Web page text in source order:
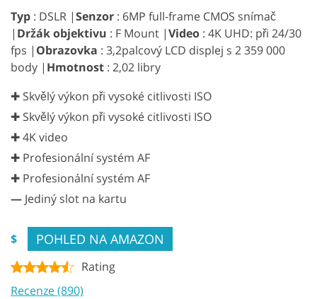
Typ : DSLR |Senzor : 6MP full-frame CMOS snímač
| Držák objektivu : F Mount |Video : 4K UHD: při 24/30
fps | Obrazovka : 3,2palcový LCD displej s 2 359 000
body | Hmotnost : 2,02 libry
✚ Skvělý výkon při vysoké citlivosti ISO
✚ Skvělý výkon při vysoké citlivosti ISO
✚ 4K video
✚ Profesionální systém AF
✚ Profesionální systém AF
— Jediný slot na kartu
$ POHLED NA AMAZON
Rating
Recenze (890)